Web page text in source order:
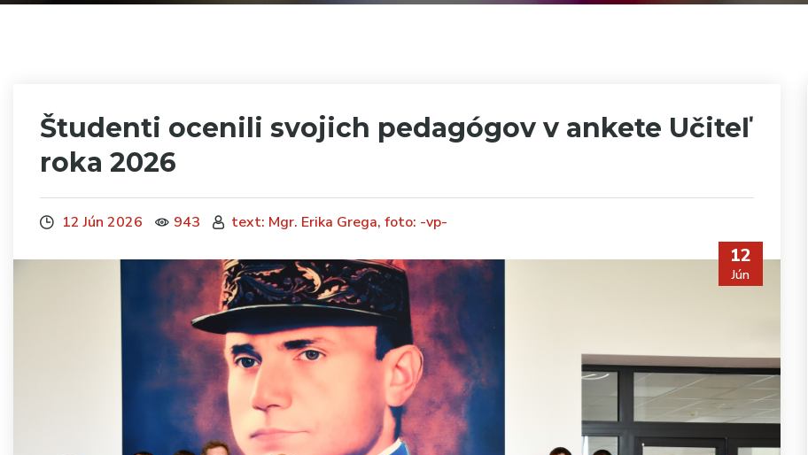
Študenti ocenili svojich pedagógov v ankete Učiteľ
roka 2026
12 Jún 2026 943 text: Mgr. Erika Grega, foto: -vp-
12
Jún